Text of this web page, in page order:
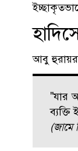
আবু হুরায়রা
"যার
(জামে